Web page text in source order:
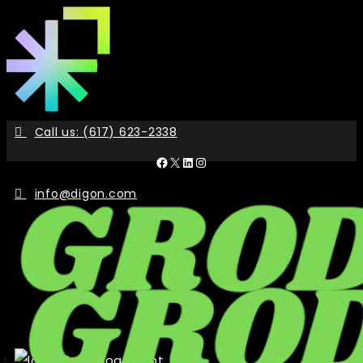
to
content
Call us: (617) 623-2338
Facebook
X LinkedIn
Instagram
info@digon.com